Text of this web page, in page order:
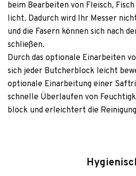
beim Bear­bei­ten von Fleisch,
licht. Dadurch wird Ihr Mes­ser
und die Fasern kön­nen sich nach
schließen.
Durch das optio­nale Ein­ar­bei­ten
sich jeder But­cher­block leicht
optio­nale Ein­ar­bei­tung einer
schnelle Über­lau­fen von
block und erleich­tert die